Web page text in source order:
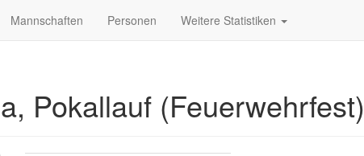
Mannschaften Personen Weitere Statistiken
Pokallauf (Feuerwehrfest)